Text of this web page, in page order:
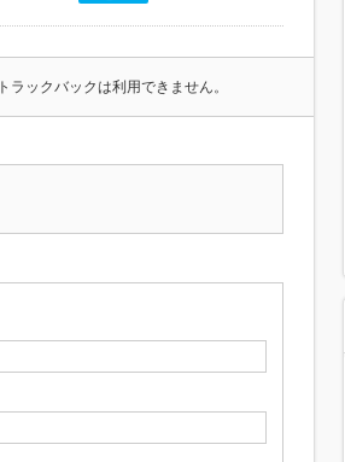
トラックバックは利用できません。